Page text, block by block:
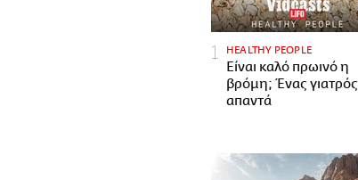
HEALTHY PEOPLE
Είναι καλό πρωινό η
βρόμη; Ένας γιατρός
απαντά